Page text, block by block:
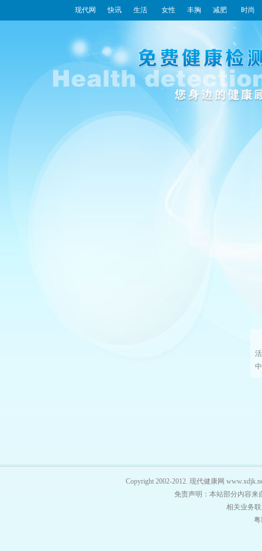
Copyright 2002-2012. 现代健康网
免责声明：本站部分内容来
相关业务
粤